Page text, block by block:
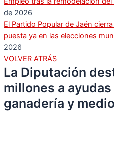
de 2026
El Partido Popular de Jaén
puesta ya en las elecciones
2026
VOLVER ATRÁS
La Diputación
millones a
ganadería y